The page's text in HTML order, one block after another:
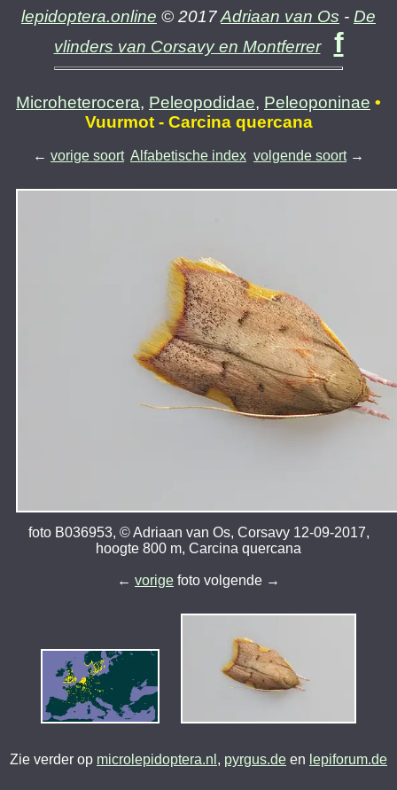
lepidoptera.online © 2017Adriaan van Os - De
vlinders van Corsavy en Montferrer
f
Microheterocera, Peleopodidae, Peleoponinae •
Vuurmot - Carcina quercana
← vorige soort Alfabetische index volgende soort→
foto B036953, © Adriaan van Os, Corsavy 12-09-2017,
hoogte 800 m, Carcina quercana
← vorige foto volgende →
Zie verder op microlepidoptera.nl , pyrgus.de en lepiforum.de